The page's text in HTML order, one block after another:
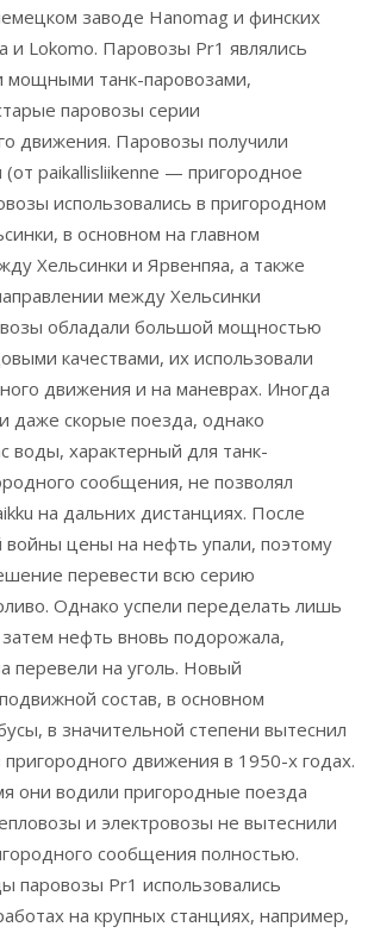
заводе Hanomag и финских
и Lokomo. Паровозы Pr1 являлись
мощными танк-паровозами,
паровозы серии
движения. Паровозы получили
paikallisliikenne — пригородное
использовались в пригородном
в основном на главном
Хельсинки и Ярвенпяа, а также
между Хельсинки
обладали большой мощностью
качествами, их использовали
движения и на маневрах. Иногда
даже скорые поезда, однако
воды, характерный для танк-
сообщения, не позволял
на дальних дистанциях. После
цены на нефть упали, поэтому
перевести всю серию
Однако успели переделать лишь
нефть вновь подорожала,
перевели на уголь. Новый
состав, в основном
в значительной степени вытеснил
движения в 1950-х годах.
они водили пригородные поезда
и электровозы не вытеснили
сообщения полностью.
паровозы Pr1 использовались
на крупных станциях, например,